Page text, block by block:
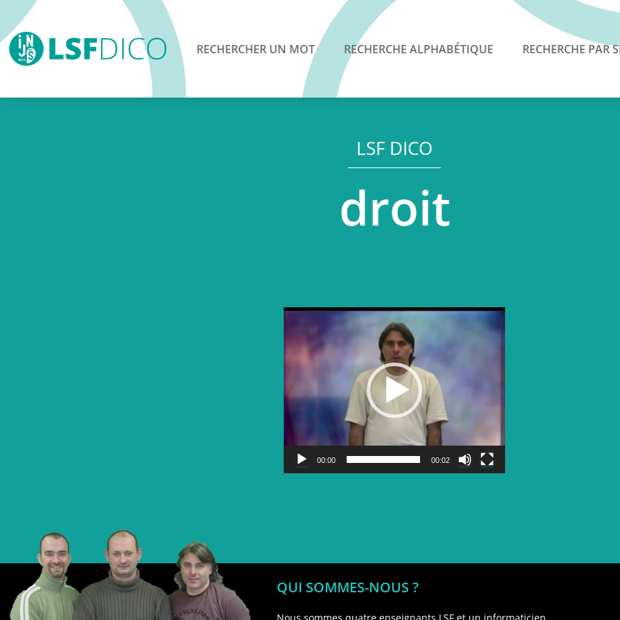
RECHERCHER UN MOT RECHERCHE ALPHABÉTIQUE RECHERCHE PAR
LSF DICO
droit
Lecteur
vidéo
00:00 00:02
QUI SOMMES-NOUS ?